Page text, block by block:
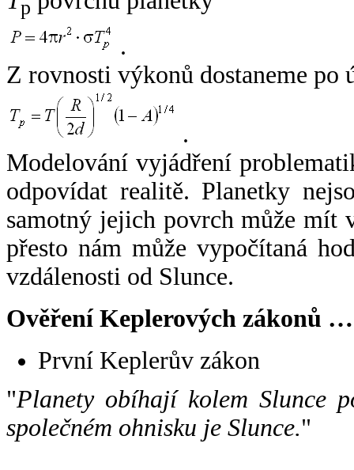
p
.
Z rovnosti výkonů dostaneme po
.
Modelování vyjádření
odpovídat realitě. Planetky
samotný jejich povrch může mít
přesto nám může vypočítaná
vzdálenosti od Slunce.
Ověření Keplerových zákonů …
První Keplerův zákon
"Planety obíhají kolem Slunce
společném ohnisku je Slunce."